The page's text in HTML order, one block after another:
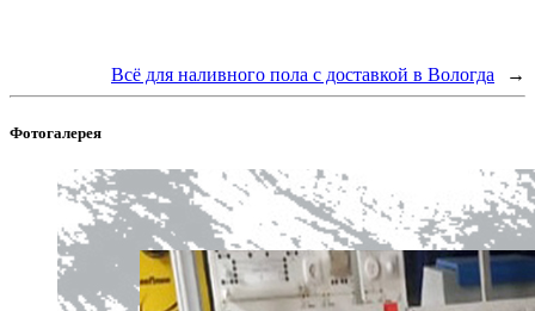
Всё для наливного пола с доставкой в Вологда →
Фотогалерея